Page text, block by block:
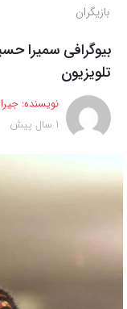
بازیگران
بیوگرافی سمیرا
تلویزیون
نویسنده:
1 سال پیش